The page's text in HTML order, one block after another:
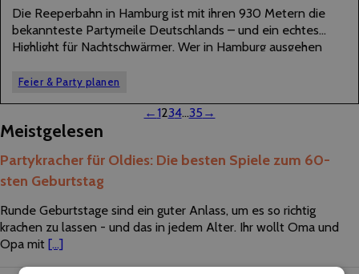
Die Reeperbahn in Hamburg ist mit ihren 930 Metern die
bekannteste Partymeile Deutschlands – und ein echtes
Highlight für Nachtschwärmer. Wer in Hamburg ausgehen
angesagte Clubs, legendäre Discos oder kultige Bars –…
Feier & Party planen
← 1234…35 →
Meistgelesen
Partykracher für Oldies: Die besten Spiele zum 60-
sten Geburtstag
Runde Geburtstage sind ein guter Anlass, um es so richtig
krachen zu lassen - und das in jedem Alter. Ihr wollt Oma und
Opa mit [...]